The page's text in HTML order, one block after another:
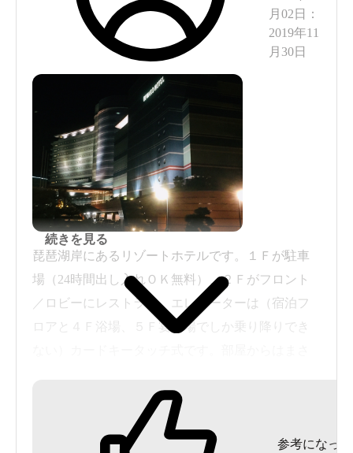
月02日
：
2019年11
月30日
琵琶湖岸にあるリゾートホテルです。１Ｆが駐車
場（24時間出し入れＯＫ無料）、２Ｆがフロント
／ロビーにレストラン、エレベーターは（宿泊フ
ロアと４Ｆ浴場、５Ｆ宴会場でしか乗り降りでき
望デッキになっています。４０平米ツインルーム
でしたが、シーリングファンに加湿空気清浄機は
この時期には嬉しかった。
続きを見る
参考になった